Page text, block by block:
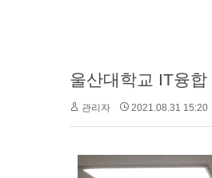
울산대학교 IT융
관리자 2021.08.31 15:20